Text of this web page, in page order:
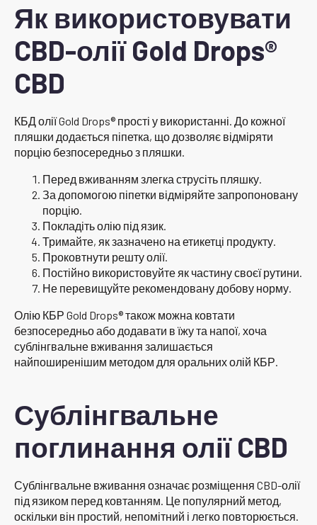
Як використовувати
CBD-олії Gold Drops®
CBD
КБД олії Gold Drops® прості у використанні. До кожної
пляшки додається піпетка, що дозволяє відміряти
порцію безпосередньо з пляшки.
Перед вживанням злегка струсіть пляшку.
За допомогою піпетки відміряйте запропоновану
порцію.
Покладіть олію під язик.
Тримайте, як зазначено на етикетці продукту.
Проковтнути решту олії.
Постійно використовуйте як частину своєї рутини.
Не перевищуйте рекомендовану добову норму.
Олію КБР Gold Drops® також можна ковтати
безпосередньо або додавати в їжу та напої, хоча
сублінгвальне вживання залишається
найпоширенішим методом для оральних олій КБР.
Сублінгвальне
поглинання олії CBD
Сублінгвальне вживання означає розміщення CBD-олії
під язиком перед ковтанням. Це популярний метод,
оскільки він простий, непомітний і легко повторюється.